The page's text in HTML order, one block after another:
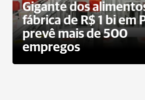
Gigante dos
fábrica de R$ 1 bi em
prevê mais de 500
empregos